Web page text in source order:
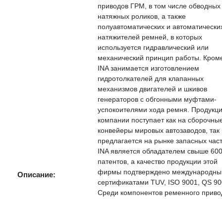
Описание:
приводов ГРМ, в том числе обводных
натяжных роликов, а также
полуавтоматических и
натяжителей ремней, в которых
используется гидравлический или
механический принцип работы.
INA занимается изготовлением
гидротолкателей для клапанных
механизмов двигателей и шкивов
генераторов с обгонными муфтами-
успокоителями хода ремня.
компании поступает как на
конвейеры мировых автозаводов, так
предлагается на рынке запасных
INA является обладателем свыше
патентов, а качество продукции этой
фирмы подтверждено
сертификатами TUV, ISO 9001, QS
Среди компонентов ременного